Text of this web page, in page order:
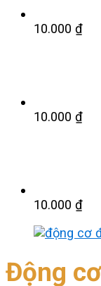
10.000 ₫
10.000 ₫
10.000 ₫
Động